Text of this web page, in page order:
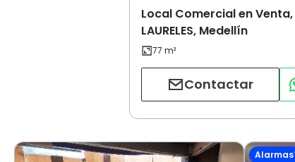
Local Comercial en Venta,
LAURELES, Medellín
Contactar
Alarmas